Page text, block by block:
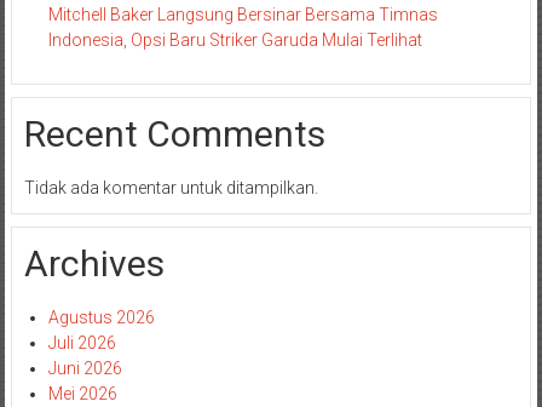
Mitchell Baker Langsung Bersinar Bersama Timnas
Indonesia, Opsi Baru Striker Garuda Mulai Terlihat
Recent Comments
Tidak ada komentar untuk ditampilkan.
Archives
Agustus 2026
Juli 2026
Juni 2026
Mei 2026